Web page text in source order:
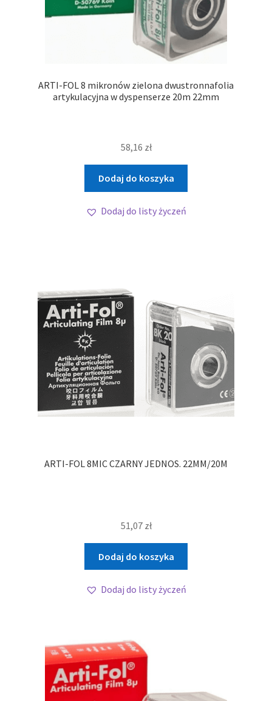
ARTI-FOL 8 mikronów zielona dwustronnafolia
artykulacyjna w dyspenserze 20m 22mm
58,16 zł
Dodaj do koszyka
Dodaj do listy życzeń
ARTI-FOL 8MIC CZARNY JEDNOS. 22MM/20M
51,07 zł
Dodaj do koszyka
Dodaj do listy życzeń